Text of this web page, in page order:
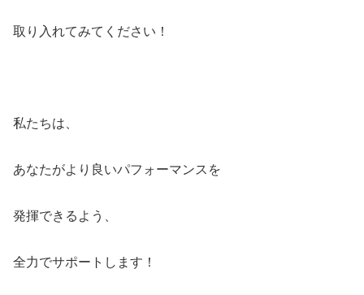
取り入れてみてください！
私たちは、
あなたがより良いパフォーマンスを
発揮できるよう、
全力でサポートします！